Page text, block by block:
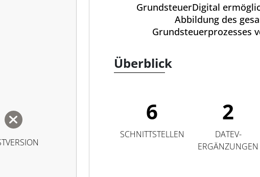
GrundsteuerDigital
Abbildung des
Grundsteuerprozesses
Überblick
6
SCHNITTSTELLEN
2
DATEV-
ERGÄNZUNGEN